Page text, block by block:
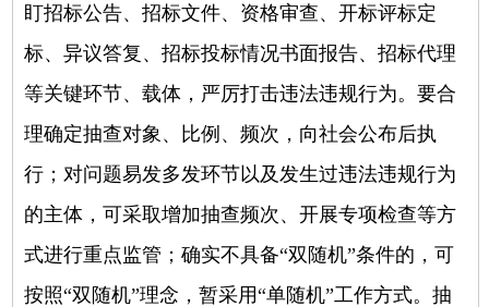
盯招标公告、招标文件、资格审查、开标评标定
标、异议答复、招标投标情况书面报告、招标代理
等关键环节、载体，严厉打击违法违规行为。要合
理确定抽查对象、比例、频次，向社会公布后执
行；对问题易发多发环节以及发生过违法违规行为
的主体，可采取增加抽查频次、开展专项检查等方
式进行重点监管；确实不具备“双随机”条件的，可
按照“双随机”理念，暂采用“单随机”工作方式。抽